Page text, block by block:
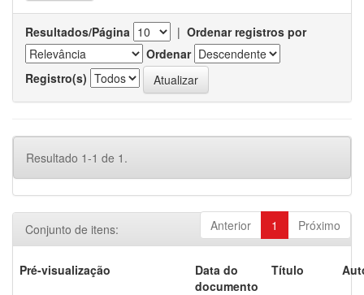
Resultados/Página | Ordenar registros por
Ordenar
Registro(s)
Resultado 1-1 de 1.
Anterior 1 Próximo
Conjunto de itens:
Pré-visualização
Data do
documento
Título